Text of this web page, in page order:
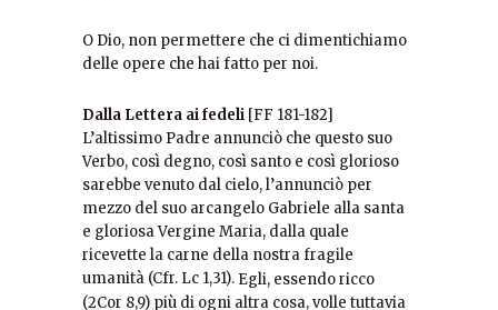
O Dio, non permettere che ci dimentichiamo
delle opere che hai fatto per noi.
Dalla Lettera ai fedeli [FF 181-182]
L’altissimo Padre annunciò che questo suo
Verbo, così degno, così santo e così glorioso
sarebbe venuto dal cielo, l’annunciò per
mezzo del suo arcangelo Gabriele alla santa
e gloriosa Vergine Maria, dalla quale
ricevette la carne della nostra fragile
umanità (Cfr. Lc 1,31). Egli, essendo ricco
(2Cor 8,9) più di ogni altra cosa, volle tuttavia